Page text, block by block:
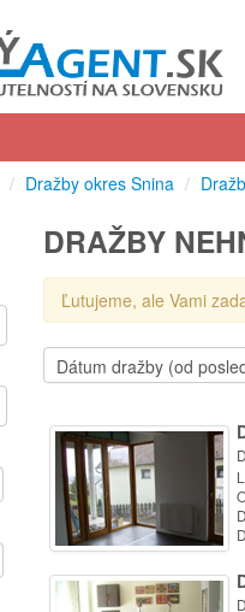
/ Dražby okres Snina /
DRAŽBY
Ľutujeme, ale Vami